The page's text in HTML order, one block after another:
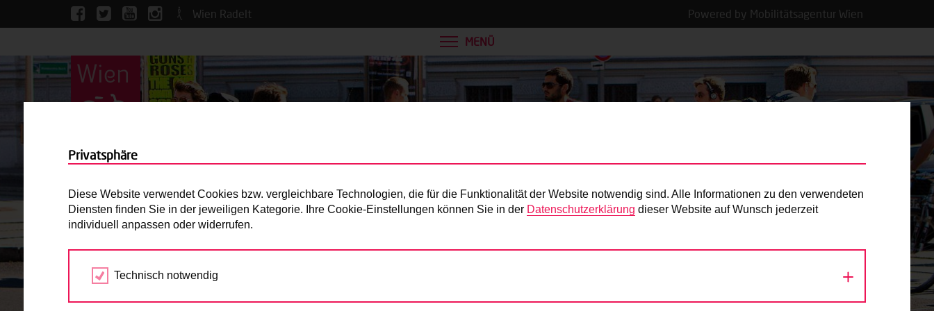
Wien Radelt Powered by Mobilitätsagentur Wien
MENÜ
Presse
Privatsphäre
Diese Website verwendet Cookies bzw. vergleichbare Technologien, die für die Funktionalität der Website notwendig sind. Alle Informationen zu den verwendeten
Diensten finden Sie in der jeweiligen Kategorie. Ihre Cookie-Einstellungen können Sie in der Datenschutzerklärung dieser Website auf Wunsch jederzeit
individuell anpassen oder widerrufen.
Technisch notwendig